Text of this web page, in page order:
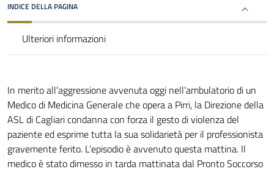
INDICE DELLA PAGINA
Ulteriori informazioni
In merito all’aggressione avvenuta oggi nell’ambulatorio di un
Medico di Medicina Generale che opera a Pirri, la Direzione della
ASL di Cagliari condanna con forza il gesto di violenza del
paziente ed esprime tutta la sua solidarietà per il professionista
gravemente ferito. L’episodio è avvenuto questa mattina. Il
medico è stato dimesso in tarda mattinata dal Pronto Soccorso